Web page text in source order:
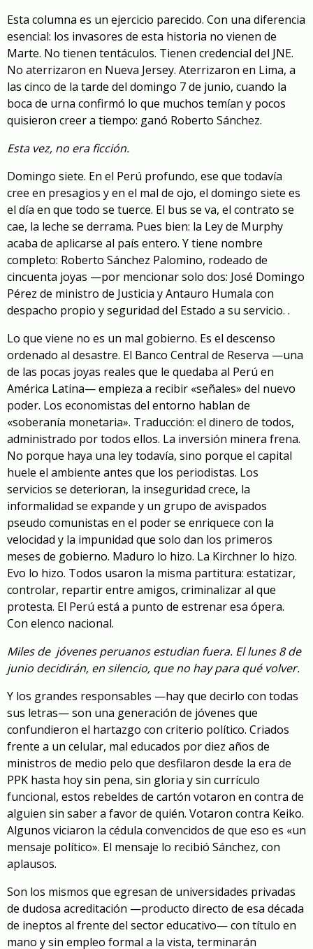
Esta columna es un ejercicio parecido. Con una diferencia
esencial: los invasores de esta historia no vienen de
Marte. No tienen tentáculos. Tienen credencial del JNE.
No aterrizaron en Nueva Jersey. Aterrizaron en Lima, a
las cinco de la tarde del domingo 7 de junio, cuando la
boca de urna confirmó lo que muchos temían y pocos
quisieron creer a tiempo: ganó Roberto Sánchez.
Esta vez, no era ficción.
Domingo siete. En el Perú profundo, ese que todavía
cree en presagios y en el mal de ojo, el domingo siete es
el día en que todo se tuerce. El bus se va, el contrato se
cae, la leche se derrama. Pues bien: la Ley de Murphy
acaba de aplicarse al país entero. Y tiene nombre
completo: Roberto Sánchez Palomino, rodeado de
cincuenta joyas —por mencionar solo dos: José Domingo
Pérez de ministro de Justicia y Antauro Humala con
despacho propio y seguridad del Estado a su servicio. .
Lo que viene no es un mal gobierno. Es el descenso
ordenado al desastre. El Banco Central de Reserva —una
de las pocas joyas reales que le quedaba al Perú en
América Latina— empieza a recibir «señales» del nuevo
poder. Los economistas del entorno hablan de
«soberanía monetaria». Traducción: el dinero de todos,
administrado por todos ellos. La inversión minera frena.
No porque haya una ley todavía, sino porque el capital
huele el ambiente antes que los periodistas. Los
servicios se deterioran, la inseguridad crece, la
informalidad se expande y un grupo de avispados
pseudo comunistas en el poder se enriquece con la
velocidad y la impunidad que solo dan los primeros
meses de gobierno. Maduro lo hizo. La Kirchner lo hizo.
Evo lo hizo. Todos usaron la misma partitura: estatizar,
controlar, repartir entre amigos, criminalizar al que
protesta. El Perú está a punto de estrenar esa ópera.
Con elenco nacional.
Miles de jóvenes peruanos estudian fuera. El lunes 8 de
junio decidirán, en silencio, que no hay para qué volver.
Y los grandes responsables —hay que decirlo con todas
sus letras— son una generación de jóvenes que
confundieron el hartazgo con criterio político. Criados
frente a un celular, mal educados por diez años de
ministros de medio pelo que desfilaron desde la era de
PPK hasta hoy sin pena, sin gloria y sin currículo
funcional, estos rebeldes de cartón votaron en contra de
alguien sin saber a favor de quién. Votaron contra Keiko.
Algunos viciaron la cédula convencidos de que eso es «un
mensaje político». El mensaje lo recibió Sánchez, con
aplausos.
Son los mismos que egresan de universidades privadas
de dudosa acreditación —producto directo de esa década
de ineptos al frente del sector educativo— con título en
mano y sin empleo formal a la vista, terminarán